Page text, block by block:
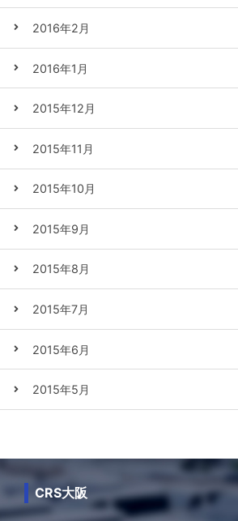
2016年2月
2016年1月
2015年12月
2015年11月
2015年10月
2015年9月
2015年8月
2015年7月
2015年6月
2015年5月
CRS大阪